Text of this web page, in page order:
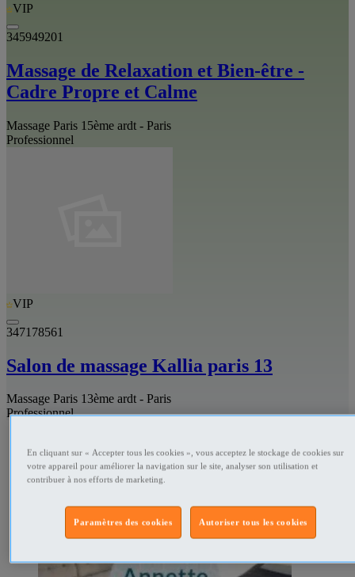
VIP
345949201
Massage de Relaxation et Bien-être -
Cadre Propre et Calme
Massage Paris 15ème ardt - Paris
Professionnel
VIP
347178561
Salon de massage Kallia paris 13
Massage Paris 13ème ardt - Paris
Professionnel
En cliquant sur « Accepter tous les cookies », vous acceptez le stockage de cookies sur
votre appareil pour améliorer la navigation sur le site, analyser son utilisation et
contribuer à nos efforts de marketing.
Autoriser tous les cookies
Paramètres des cookies